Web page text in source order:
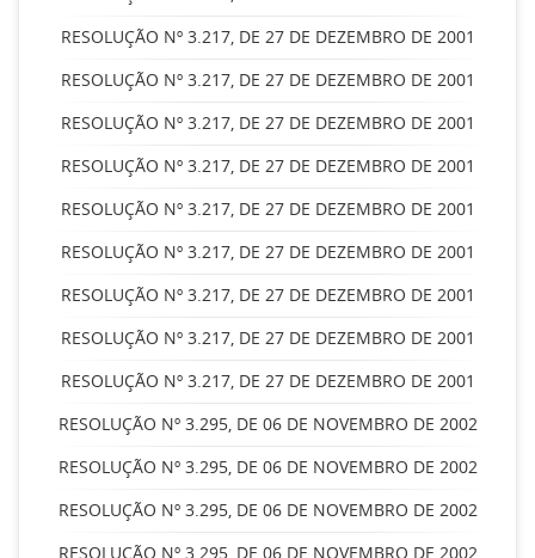
RESOLUÇÃO Nº 3.217, DE 27 DE DEZEMBRO DE 2001
RESOLUÇÃO Nº 3.217, DE 27 DE DEZEMBRO DE 2001
RESOLUÇÃO Nº 3.217, DE 27 DE DEZEMBRO DE 2001
RESOLUÇÃO Nº 3.217, DE 27 DE DEZEMBRO DE 2001
RESOLUÇÃO Nº 3.217, DE 27 DE DEZEMBRO DE 2001
RESOLUÇÃO Nº 3.217, DE 27 DE DEZEMBRO DE 2001
RESOLUÇÃO Nº 3.217, DE 27 DE DEZEMBRO DE 2001
RESOLUÇÃO Nº 3.217, DE 27 DE DEZEMBRO DE 2001
RESOLUÇÃO Nº 3.217, DE 27 DE DEZEMBRO DE 2001
RESOLUÇÃO Nº 3.295, DE 06 DE NOVEMBRO DE 2002
RESOLUÇÃO Nº 3.295, DE 06 DE NOVEMBRO DE 2002
RESOLUÇÃO Nº 3.295, DE 06 DE NOVEMBRO DE 2002
RESOLUÇÃO Nº 3.295, DE 06 DE NOVEMBRO DE 2002